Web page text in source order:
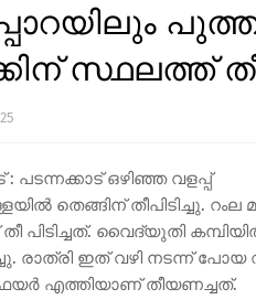
സ്ഥലത്ത്
പടന്നക്കാട് ഒഴിഞ്ഞ വളപ്പ്
തെങ്ങിന് തീപിടിച്ചു.
പിടിച്ചത്. വൈദ്യുതി
രാത്രി ഇത് വഴി നടന്ന് പോയ
ഫയർ എത്തിയാണ് തീയണച്ചത്.